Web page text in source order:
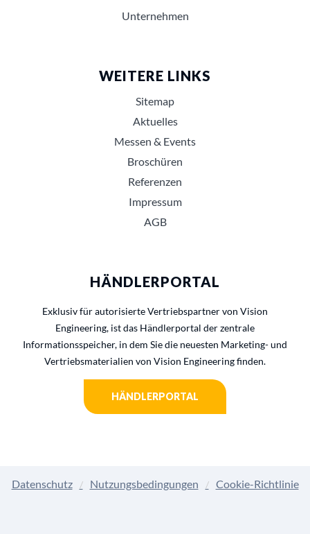
Unternehmen
WEITERE LINKS
Sitemap
Aktuelles
Messen & Events
Broschüren
Referenzen
Impressum
AGB
HÄNDLERPORTAL
Exklusiv für autorisierte Vertriebspartner von Vision
Engineering, ist das Händlerportal der zentrale
Informationsspeicher, in dem Sie die neuesten Marketing- und
Vertriebsmaterialien von Vision Engineering finden.
HÄNDLERPORTAL
Datenschutz Nutzungsbedingungen Cookie-Richtlinie